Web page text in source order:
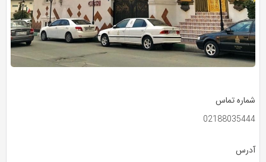
شماره تماس
02188035444
آدرس